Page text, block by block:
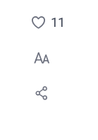
點
選
喜
11